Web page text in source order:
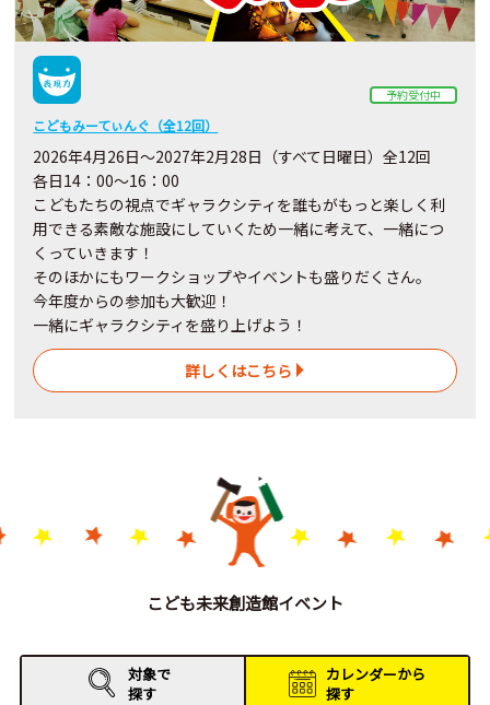
いっしょに創る
イベントレポート
予約受付中
こどもみーてぃんぐ（全12回）
2026年4月26日～2027年2月28日（すべて日曜日）全12回
各日14：00～16：00
こどもたちの視点でギャラクシティを誰もがもっと楽しく利
用できる素敵な施設にしていくため一緒に考えて、一緒につ
くっていきます！
そのほかにもワークショップやイベントも盛りだくさん。
今年度からの参加も大歓迎！
一緒にギャラクシティを盛り上げよう！
詳しくはこちら
こども未来創造館イベント
対象で
探す
カレンダーから
探す